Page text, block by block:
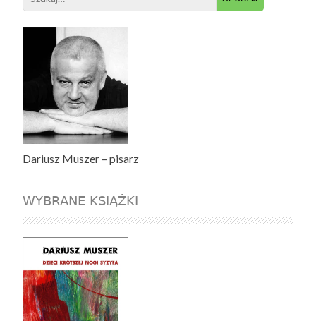
for:
Dariusz Muszer – pisarz
WYBRANE KSIĄŻKI